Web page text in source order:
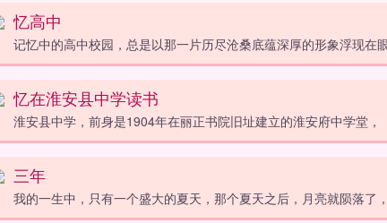
忆高中
记忆中的高中校园，总是以那一片历尽沧桑底蕴深厚的形象浮现在眼
忆在淮安县中学读书
淮安县中学，前身是1904年在丽正书院旧址建立的淮安府中学堂，
三年
我的一生中，只有一个盛大的夏天，那个夏天之后，月亮就陨落了，